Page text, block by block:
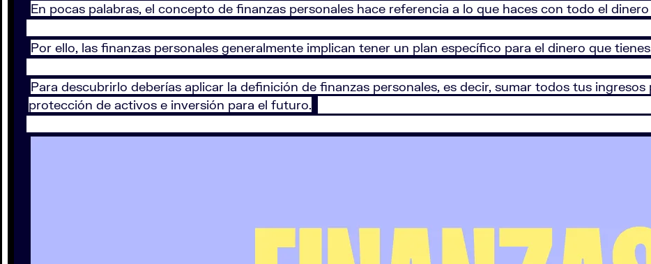
En pocas palabras, el concepto de finanzas personales hace referencia a lo que haces con todo el
Por ello, las finanzas personales generalmente implican tener un plan específico para el dinero que
Para descubrirlo deberías aplicar la definición de finanzas personales, es decir, sumar todos tus
protección de activos e inversión para el futuro.